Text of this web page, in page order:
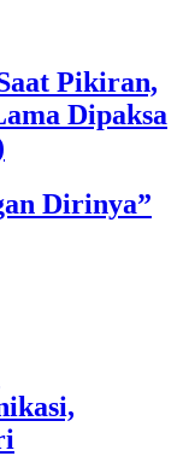
Pikiran,
Dipaksa
Dirinya”